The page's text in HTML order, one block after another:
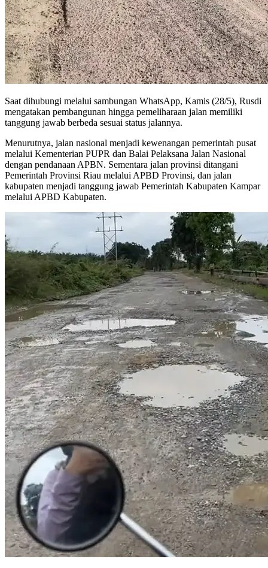
Saat dihubungi melalui sambungan WhatsApp, Kamis (28/5), Rusdi
mengatakan pembangunan hingga pemeliharaan jalan memiliki
tanggung jawab berbeda sesuai status jalannya.
Menurutnya, jalan nasional menjadi kewenangan pemerintah pusat
melalui Kementerian PUPR dan Balai Pelaksana Jalan Nasional
dengan pendanaan APBN. Sementara jalan provinsi ditangani
Pemerintah Provinsi Riau melalui APBD Provinsi, dan jalan
kabupaten menjadi tanggung jawab Pemerintah Kabupaten Kampar
melalui APBD Kabupaten.